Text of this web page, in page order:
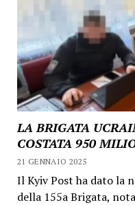
LA BRIGATA
COSTATA 950
21 GENNAIO 2025
Il Kyiv Post ha dato la
della 155a Brigata,